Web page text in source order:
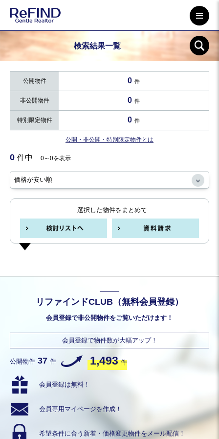
検索結果一覧
公開物件 0 件
非公開物件 0 件
特別限定物件 0 件
公開・非公開・特別限定物件とは
0 件中 0～0を表示
選択した物件をまとめて
リファインドCLUB（無料会員登録）
会員登録で非公開物件をご覧いただけます！
会員登録で物件数が大幅アップ！
公開物件 37 件 1,493 件
会員登録は無料！
会員専用 マイページを作成！
希望条件に合う 新着・価格変更物件をメール配信！